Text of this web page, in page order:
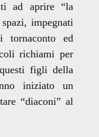
ad aprire “la
impegnati
ed
richiami per
figli della
iniziato un
“diaconi” al